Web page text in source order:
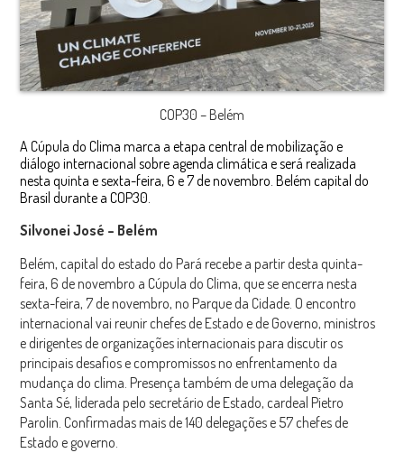
COP30 – Belém
A Cúpula do Clima marca a etapa central de mobilização e
diálogo internacional sobre agenda climática e será realizada
nesta quinta e sexta-feira, 6 e 7 de novembro. Belém capital do
Brasil durante a COP30.
Silvonei José – Belém
Belém, capital do estado do Pará recebe a partir desta quinta-
feira, 6 de novembro a Cúpula do Clima, que se encerra nesta
sexta-feira, 7 de novembro, no Parque da Cidade. O encontro
internacional vai reunir chefes de Estado e de Governo, ministros
e dirigentes de organizações internacionais para discutir os
principais desafios e compromissos no enfrentamento da
mudança do clima. Presença também de uma delegação da
Santa Sé, liderada pelo secretário de Estado, cardeal Pietro
Parolin. Confirmadas mais de 140 delegações e 57 chefes de
Estado e governo.